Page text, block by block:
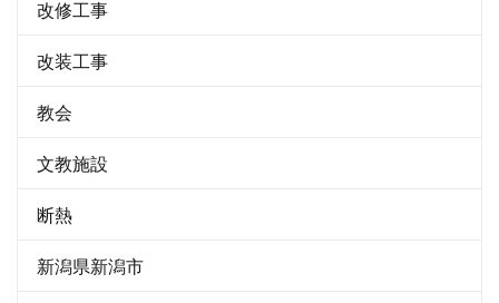
改修工事
改装工事
教会
文教施設
断熱
新潟県新潟市